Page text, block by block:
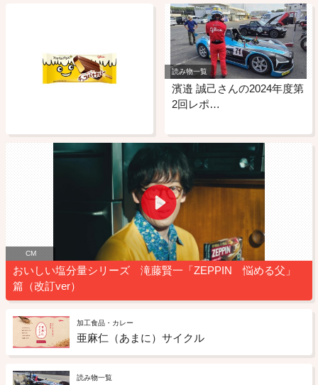
読み物一覧
濱邉 誠己さんの2024年度第
2回レポ…
CM
おいしい塩分量シリーズ 滝藤賢一「ZEPPIN 悩める父」
篇（改訂ver）
加工食品・カレー
亜麻仁（あまに）サイクル
読み物一覧